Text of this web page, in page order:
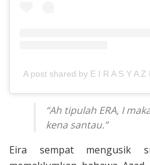
A post shared by E I R A S Y A
“Ah tipulah ERA, I
kena santau.”
Eira sempat mengusik